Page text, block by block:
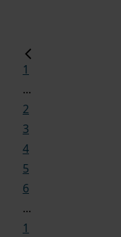
1
...
2
3
4
5
6
...
1